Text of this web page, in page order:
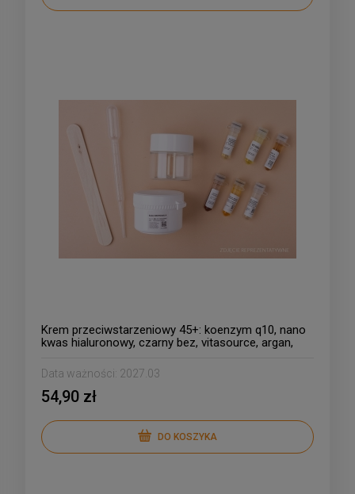
Krem przeciwstarzeniowy 45+: koenzym q10, nano
kwas hialuronowy, czarny bez, vitasource, argan,
Data ważności: 2027.03
54,90 zł
DO KOSZYKA